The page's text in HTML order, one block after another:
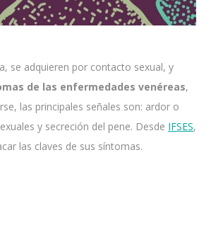
se adquieren por contacto sexual, y
de las enfermedades venéreas,
las principales señales son: ardor o
y secreción del pene. Desde IFSES,
las claves de sus síntomas.